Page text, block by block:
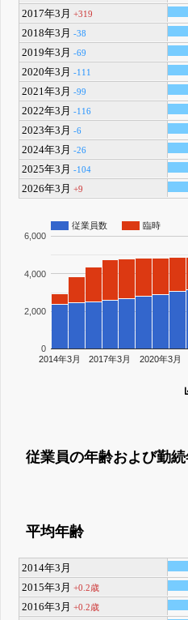
2017年3月+319
2018年3月-38
2019年3月-69
2020年3月-111
2021年3月-99
2022年3月-116
2023年3月-6
2024年3月-26
2025年3月-104
2026年3月+9
従業員数 臨時
2014年3月 2017年3月 2020年3月
0
2,000
4,000
6,000
従業員の年齢および勤
平均年齢
2014年3月
2015年3月+0.2歳
2016年3月+0.2歳